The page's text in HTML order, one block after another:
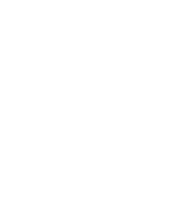
portefeuille complet.